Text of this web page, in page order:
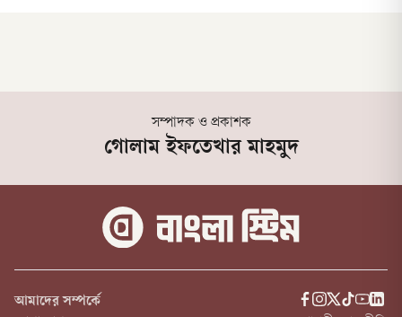
সম্পাদক ও প্রকাশক
গোলাম ইফতেখার মাহমুদ
আমাদের সম্পর্কে